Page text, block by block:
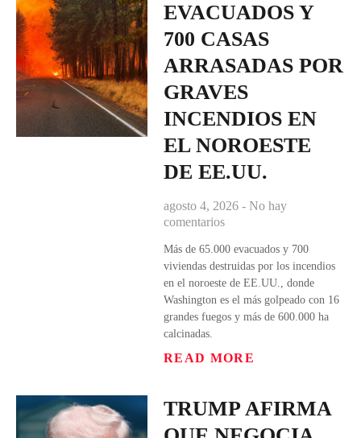
EVACUADOS Y
700 CASAS
ARRASADAS POR
GRAVES
INCENDIOS EN
EL NOROESTE
DE EE.UU.
agosto 4, 2026 No hay
comentarios
Más de 65.000 evacuados y 700
viviendas destruidas por los incendios
en el noroeste de EE.UU., donde
Washington es el más golpeado con 16
grandes fuegos y más de 600.000 ha
calcinadas.
READ MORE
TRUMP AFIRMA